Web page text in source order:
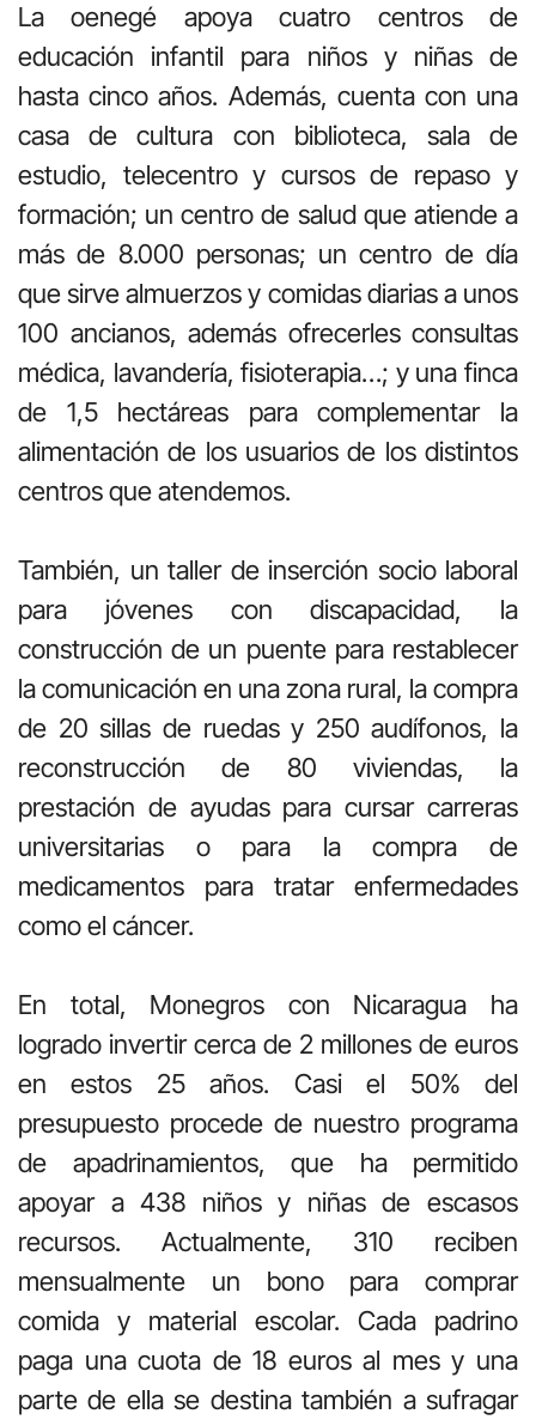
La oenegé apoya cuatro centros de
educación infantil para niños y niñas de
hasta cinco años. Además, cuenta con una
casa de cultura con biblioteca, sala de
estudio, telecentro y cursos de repaso y
formación; un centro de salud que atiende a
más de 8.000 personas; un centro de día
que sirve almuerzos y comidas diarias a unos
100 ancianos, además ofrecerles consultas
médica, lavandería, fisioterapia…; y una finca
de 1,5 hectáreas para complementar la
alimentación de los usuarios de los distintos
centros que atendemos.
También, un taller de inserción socio laboral
para jóvenes con discapacidad, la
construcción de un puente para restablecer
la comunicación en una zona rural, la compra
de 20 sillas de ruedas y 250 audífonos, la
reconstrucción de 80 viviendas, la
prestación de ayudas para cursar carreras
universitarias o para la compra de
medicamentos para tratar enfermedades
como el cáncer.
En total, Monegros con Nicaragua ha
logrado invertir cerca de 2 millones de euros
en estos 25 años. Casi el 50% del
presupuesto procede de nuestro programa
de apadrinamientos, que ha permitido
apoyar a 438 niños y niñas de escasos
recursos. Actualmente, 310 reciben
mensualmente un bono para comprar
comida y material escolar. Cada padrino
paga una cuota de 18 euros al mes y una
parte de ella se destina también a sufragar